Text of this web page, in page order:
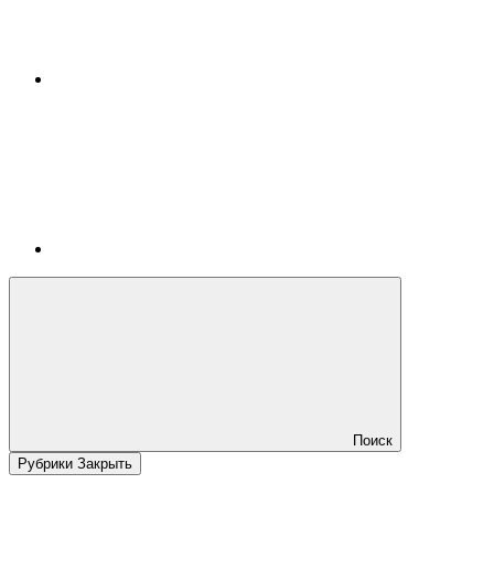
Поиск
Рубрики Закрыть